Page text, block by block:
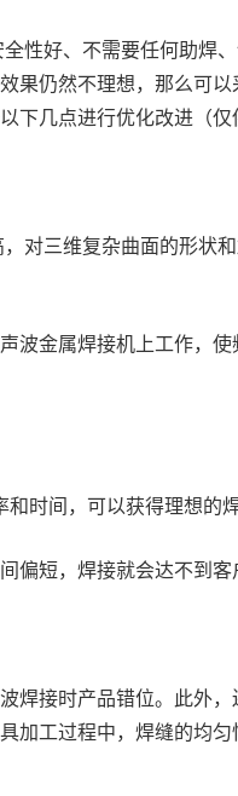
性好、不需要任何助焊
果仍然不理想，那么可
几点进行优化改进（仅
对三维复杂曲面的形状
波金属焊接机上工作，
时间，可以获得理想的焊
短，焊接就会达不到客
焊接时产品错位。此外
加工过程中，焊缝的均